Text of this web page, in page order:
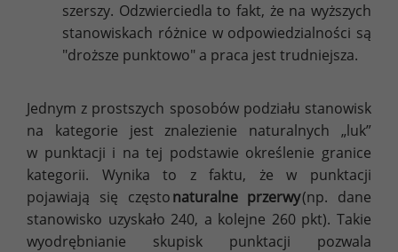
szerszy. Odzwierciedla to fakt, że na wyższych
stanowiskach różnice w odpowiedzialności są
"droższe punktowo" a praca jest trudniejsza.
Jednym z prostszych sposobów podziału stanowisk
na kategorie jest znalezienie naturalnych „luk”
w punktacji i na tej podstawie określenie granice
kategorii. Wynika to z faktu, że w punktacji
pojawiają się częstonaturalne przerwy(np. dane
stanowisko uzyskało 240, a kolejne 260 pkt). Takie
wyodrębnianie skupisk punktacji pozwala